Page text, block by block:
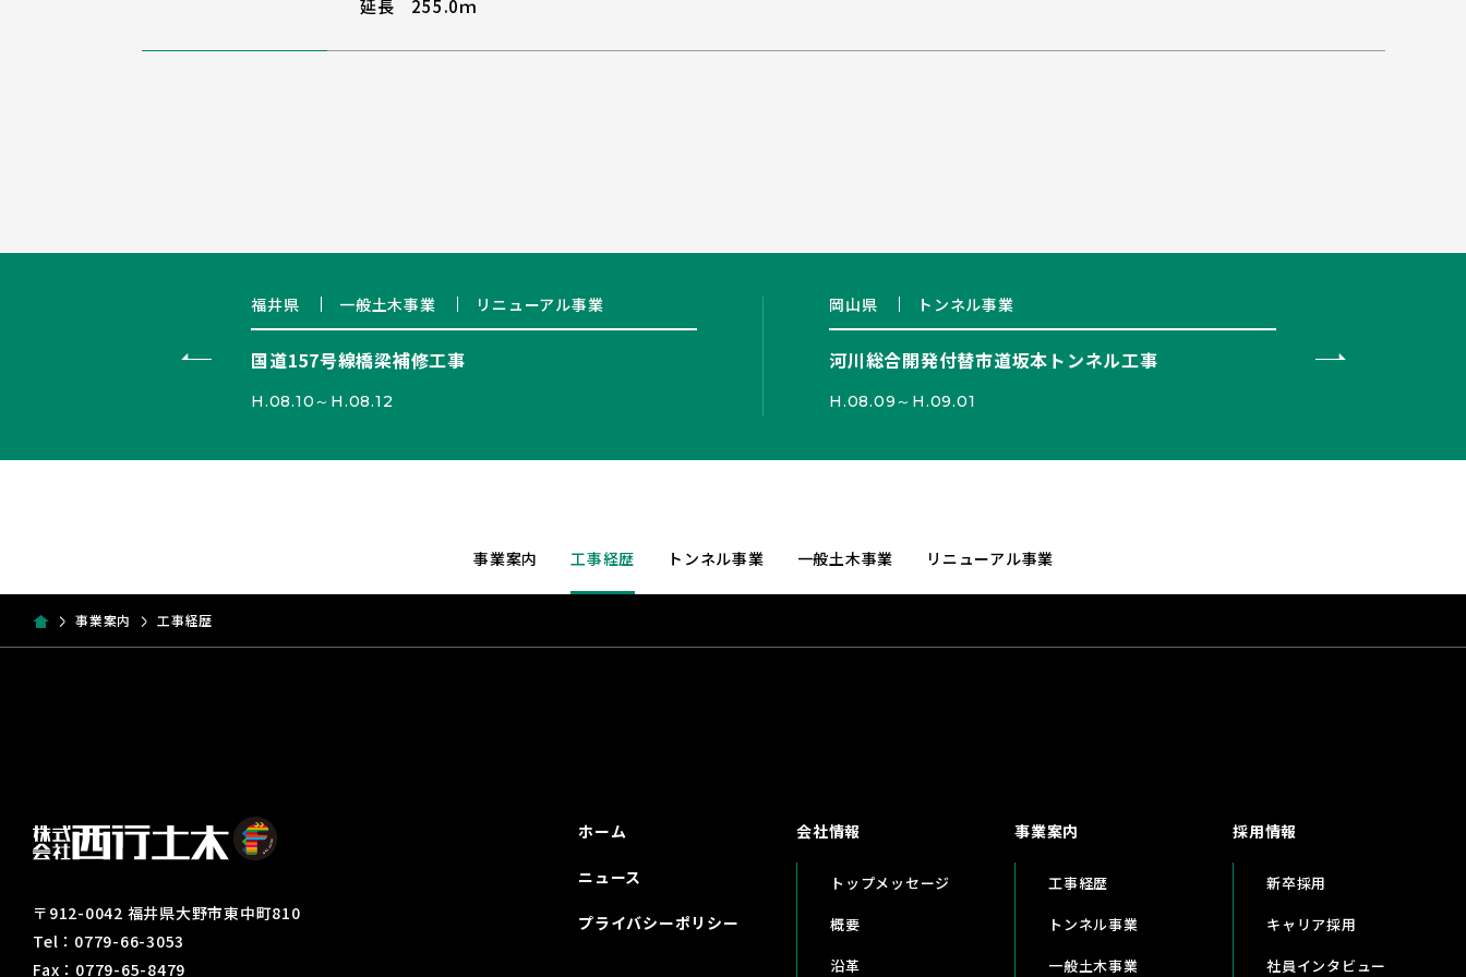
延長 255.0ｍ
福井県 一般土木事業 リニューアル事業
国道157号線橋梁補修工事
H.08.10～H.08.12
岡山県 トンネル事業
河川総合開発付替市道坂本トンネル工事
H.08.09～H.09.01
事業案内 工事経歴 トンネル事業 一般土木事業 リニューアル事業
事業案内 工事経歴
〒912-0042 福井県大野市東中町810
Tel：0779-66-3053
Fax：0779-65-8479
ホーム
ニュース
プライバシーポリシー
会社情報
トップメッセージ
概要
沿革
事業案内
工事経歴
トンネル事業
一般土木事業
採用情報
新卒採用
キャリア採用
社員インタビュー